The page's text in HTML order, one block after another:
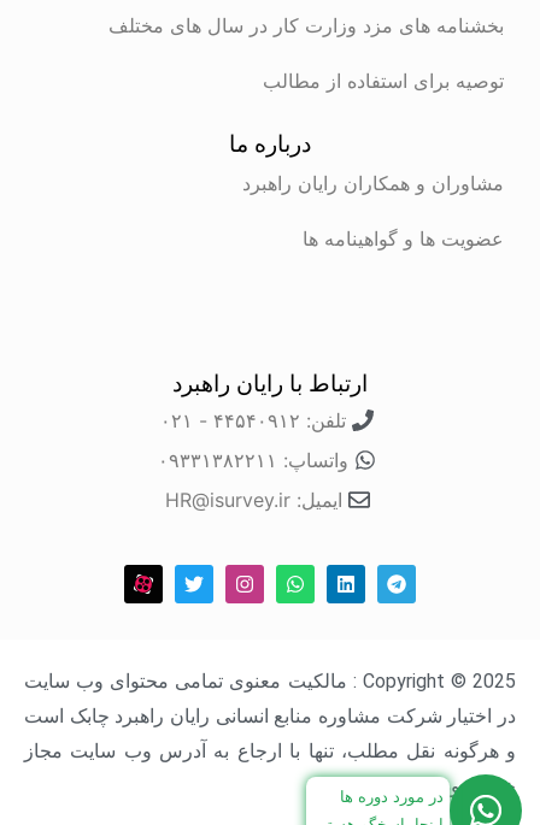
بخشنامه های مزد وزارت کار در سال های مختلف
توصیه برای استفاده از مطالب
درباره ما
مشاوران و همکاران رایان راهبرد
عضویت ها و گواهینامه ها
ارتباط با رایان راهبرد
تلفن: ۴۴۵۴۰۹۱۲ - ۰۲۱
واتساپ: ۰۹۳۳۱۳۸۲۲۱۱
ایمیل: HR@isurvey.ir
Copyright © 2025 : مالکیت معنوی تمامی محتوای وب سایت
در اختیار شرکت مشاوره منابع انسانی رایان راهبرد چابک است
و هرگونه نقل مطلب، تنها با ارجاع به آدرس وب سایت مجاز
خواهد بود.در مورد دوره ها